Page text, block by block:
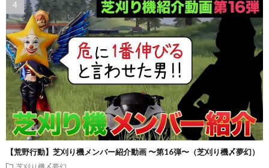
【荒野行動】芝刈り機メンバー紹介動画 〜第16弾〜（芝刈り機〆夢幻）
芝刈り機〆夢幻